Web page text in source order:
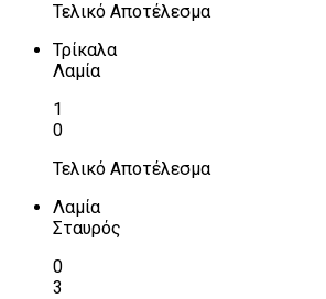
Τελικό Αποτέλεσμα
Τρίκαλα
Λαμία
1
0
Τελικό Αποτέλεσμα
Λαμία
Σταυρός
0
3